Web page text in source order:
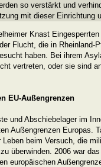
so verstärkt und
mit dieser Einrichtung
Knast
Flucht, die in Rheinland-
haben. Bei ihrem
vertreten, oder sie sind
EU-Außengrenzen
und Abschiebelager im
Außengrenzen Europas.
Leben beim Versuch, die
überwinden. 2006 war
europäischen